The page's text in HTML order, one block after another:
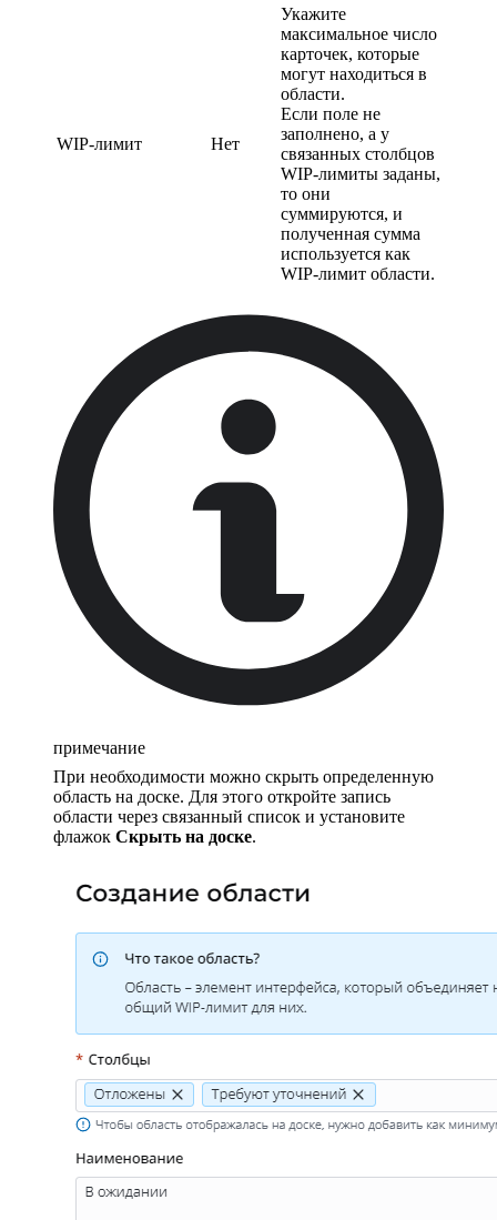
WIP-лимит Нет
Укажите
максимальное число
карточек, которые
могут находиться в
области.
Если поле не
заполнено, а у
связанных столбцов
WIP-лимиты заданы,
то они
суммируются, и
полученная сумма
используется как
WIP-лимит области.
примечание
При необходимости можно скрыть определенную
область на доске. Для этого откройте запись
области через связанный список и установите
флажок Скрыть на доске.